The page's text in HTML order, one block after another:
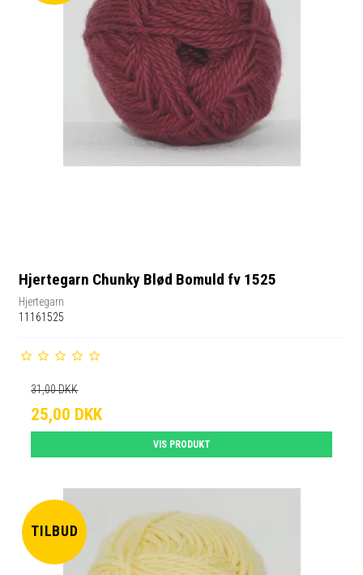
Hjertegarn Chunky Blød Bomuld fv 1525
Hjertegarn
11161525
31,00 DKK
25,00 DKK
VIS PRODUKT
TILBUD